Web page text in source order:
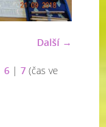
Další →
6 | 7 (čas ve